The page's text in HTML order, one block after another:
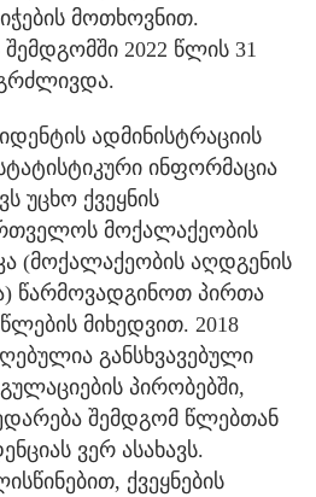
მოთხოვნით.
2022 წლის 31
ადმინისტრაციის
ინფორმაცია
უცხო ქვეყნის
მოქალაქეობის
(მოქალაქეობის აღდგენის
წარმოვადგინოთ პირთა
მიხედვით. 2018
განსხვავებული
პირობებში,
შემდგომ წლებთან
ვერ ასახავს.
ქვეყნების